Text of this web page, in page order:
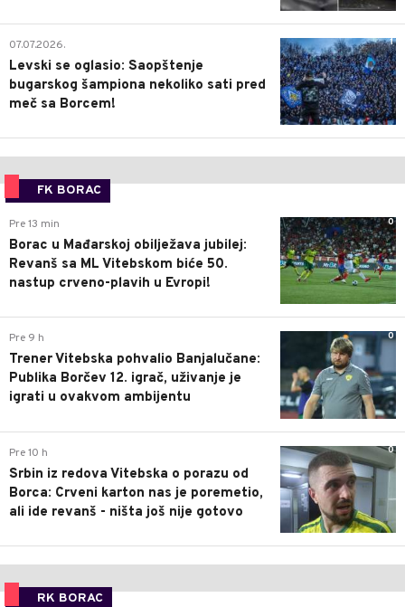
1
07.07.2026.
Levski se oglasio: Saopštenje
bugarskog šampiona nekoliko sati pred
meč sa Borcem!
FK BORAC
0
Pre 13 min
Borac u Mađarskoj obilježava jubilej:
Revanš sa ML Vitebskom biće 50.
nastup crveno-plavih u Evropi!
0
Pre 9 h
Trener Vitebska pohvalio Banjalučane:
Publika Borčev 12. igrač, uživanje je
igrati u ovakvom ambijentu
0
Pre 10 h
Srbin iz redova Vitebska o porazu od
Borca: Crveni karton nas je poremetio,
ali ide revanš - ništa još nije gotovo
RK BORAC